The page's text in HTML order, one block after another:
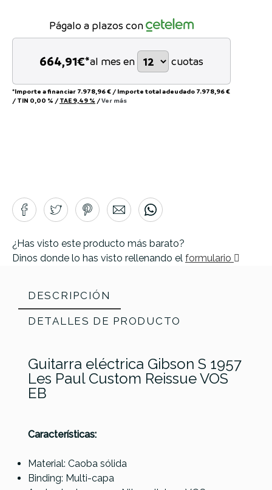
Págalo a plazos con
664,91€*al mes en cuotas
*Importe a financiar 7.978,96 € / Importe total adeudado 7.978,96 €
/ TIN 0,00 % / TAE 9,49 % /Ver más
¿Has visto este producto más barato?
Dinos donde lo has visto rellenando el formulario
DESCRIPCIÓN
DETALLES DE PRODUCTO
Guitarra eléctrica Gibson S 1957
Les Paul Custom Reissue VOS
EB
Características:
Material: Caoba sólida
Binding: Multi-capa
Referencia GUITCUSGIB025